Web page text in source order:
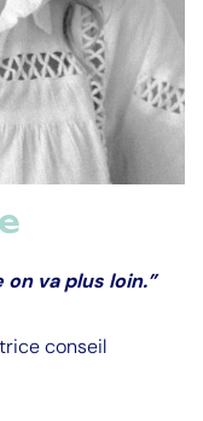
va plus loin.”
conseil